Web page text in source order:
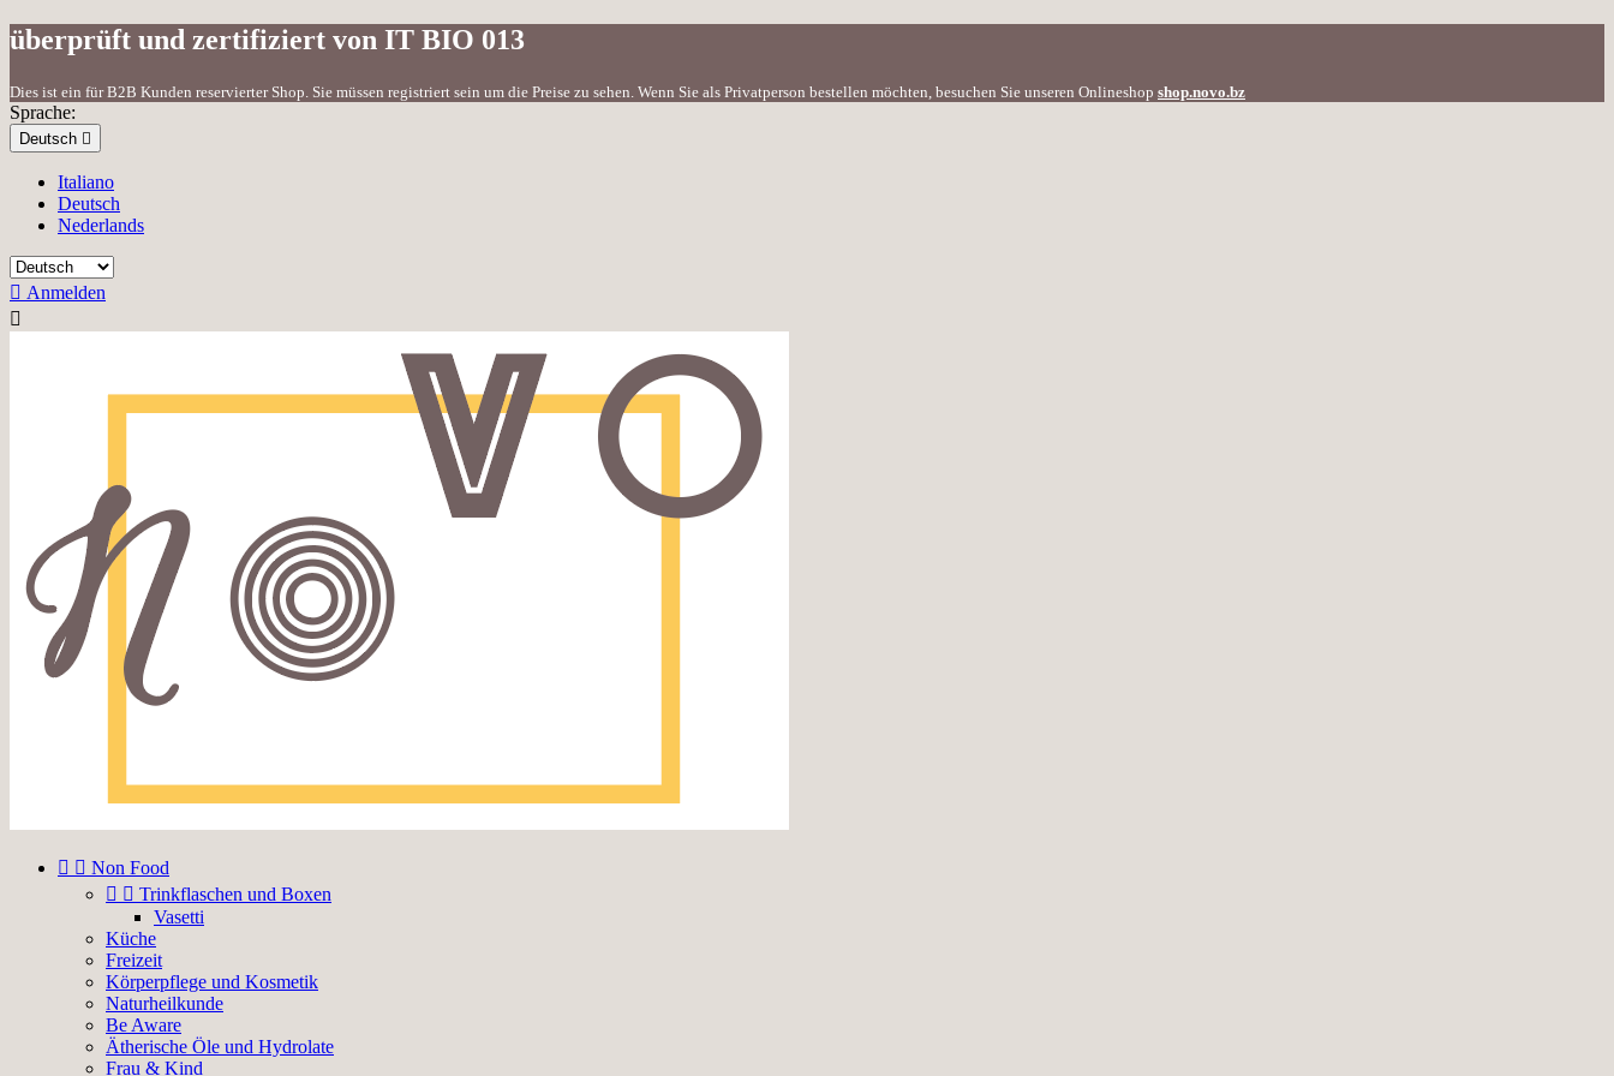
überprüft und zertifiziert von IT BIO 013
Dies ist ein für B2B Kunden reservierter Shop. Sie müssen registriert sein um die Preise zu sehen. Wenn Sie als Privatperson bestellen möchten, besuchen Sie unseren Onlineshop shop.novo.bz
Sprache:
Deutsch 
Italiano
Deutsch
Nederlands
 Anmelden

  Non Food
  Trinkflaschen und Boxen
Vasetti
Küche
Freizeit
Körperpflege und Kosmetik
Naturheilkunde
Be Aware
Ätherische Öle und Hydrolate
Frau & Kind